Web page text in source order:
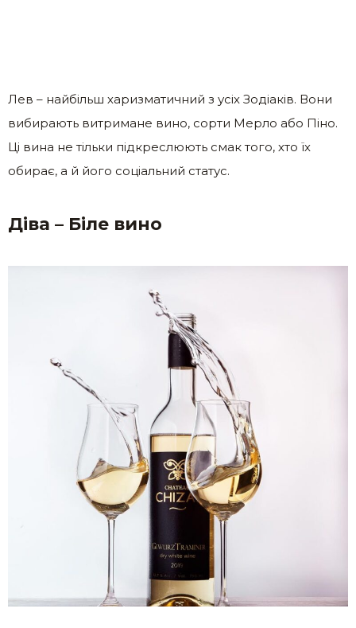
Лев – найбільш харизматичний з усіх Зодіаків. Вони
вибирають витримане вино, сорти Мерло або Піно.
Ці вина не тільки підкреслюють смак того, хто їх
обирає, а й його соціальний статус.
Діва – Біле вино